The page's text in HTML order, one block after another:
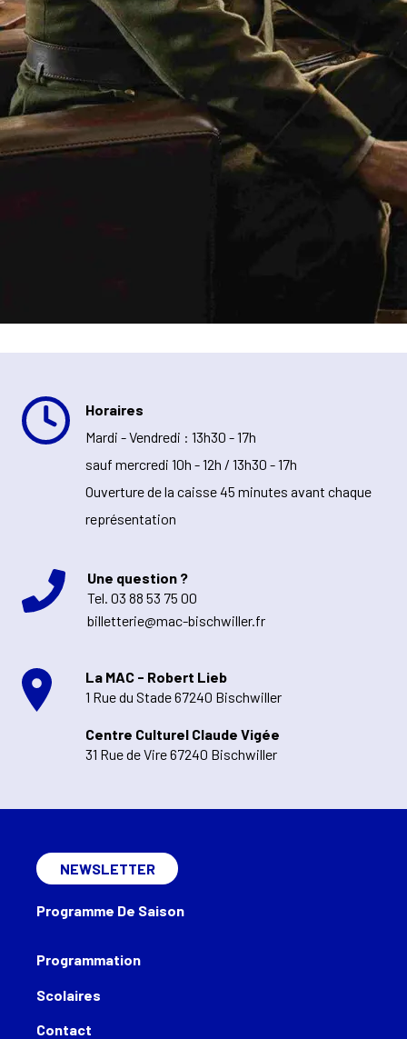
Horaires
Mardi - Vendredi : 13h30 - 17h
sauf mercredi 10h - 12h / 13h30 - 17h
Ouverture de la caisse 45 minutes avant chaque
représentation
Une question ?
Tel. 03 88 53 75 00
billetterie@mac-bischwiller.fr
La MAC - Robert Lieb
1 Rue du Stade 67240 Bischwiller
Centre Culturel Claude Vigée
31 Rue de Vire 67240 Bischwiller
Programmation
Scolaires
Contact
NEWSLETTER
Programme De Saison